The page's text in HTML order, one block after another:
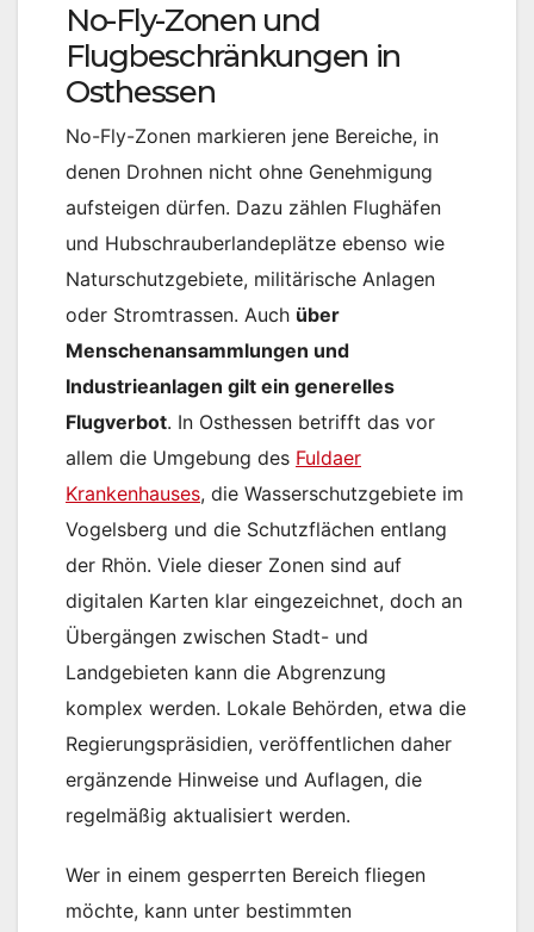
No-Fly-Zonen und
Flugbeschränkungen in
Osthessen
No-Fly-Zonen markieren jene Bereiche, in
denen Drohnen nicht ohne Genehmigung
aufsteigen dürfen. Dazu zählen Flughäfen
und Hubschrauberlandeplätze ebenso wie
Naturschutzgebiete, militärische Anlagen
oder Stromtrassen. Auch über
Menschenansammlungen und
Industrieanlagen gilt ein generelles
Flugverbot. In Osthessen betrifft das vor
allem die Umgebung des Fuldaer
Krankenhauses, die Wasserschutzgebiete im
Vogelsberg und die Schutzflächen entlang
der Rhön. Viele dieser Zonen sind auf
digitalen Karten klar eingezeichnet, doch an
Übergängen zwischen Stadt- und
Landgebieten kann die Abgrenzung
komplex werden. Lokale Behörden, etwa die
Regierungspräsidien, veröffentlichen daher
ergänzende Hinweise und Auflagen, die
regelmäßig aktualisiert werden.
Wer in einem gesperrten Bereich fliegen
möchte, kann unter bestimmten